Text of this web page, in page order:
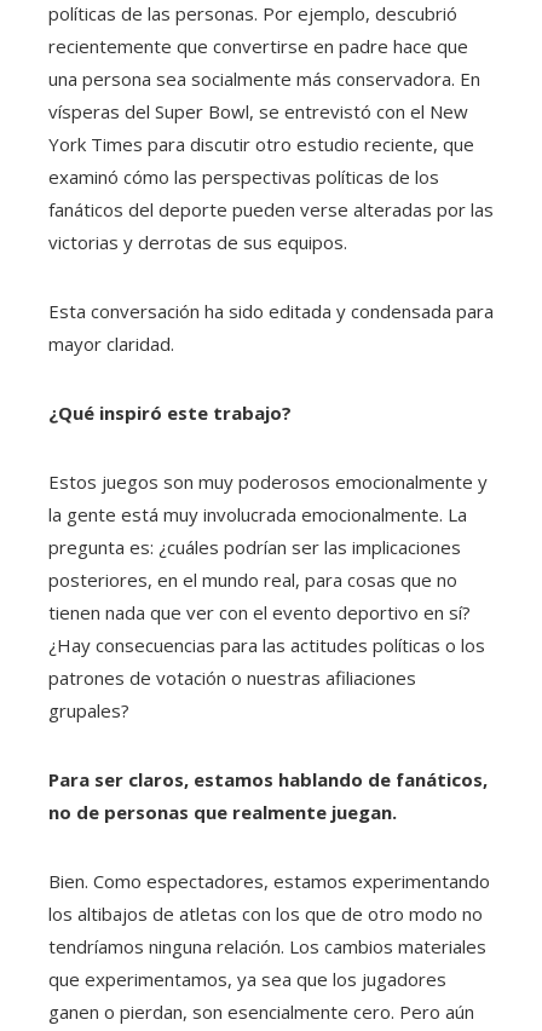
políticas de las personas. Por ejemplo, descubrió
recientemente que convertirse en padre hace que
una persona sea socialmente más conservadora. En
vísperas del Super Bowl, se entrevistó con el New
York Times para discutir otro estudio reciente, que
examinó cómo las perspectivas políticas de los
fanáticos del deporte pueden verse alteradas por las
victorias y derrotas de sus equipos.
Esta conversación ha sido editada y condensada para
mayor claridad.
¿Qué inspiró este trabajo?
Estos juegos son muy poderosos emocionalmente y
la gente está muy involucrada emocionalmente. La
pregunta es: ¿cuáles podrían ser las implicaciones
posteriores, en el mundo real, para cosas que no
tienen nada que ver con el evento deportivo en sí?
¿Hay consecuencias para las actitudes políticas o los
patrones de votación o nuestras afiliaciones
grupales?
Para ser claros, estamos hablando de fanáticos,
no de personas que realmente juegan.
Bien. Como espectadores, estamos experimentando
los altibajos de atletas con los que de otro modo no
tendríamos ninguna relación. Los cambios materiales
que experimentamos, ya sea que los jugadores
ganen o pierdan, son esencialmente cero. Pero aún